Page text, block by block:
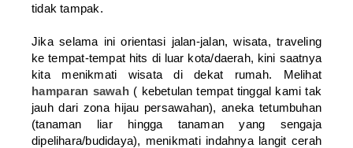
tidak tampak.
Jika selama ini orientasi jalan-jalan, wisata, traveling
ke tempat-tempat hits di luar kota/daerah, kini saatnya
kita menikmati wisata di dekat rumah. Melihat
hamparan sawah ( kebetulan tempat tinggal kami tak
jauh dari zona hijau persawahan), aneka tetumbuhan
(tanaman liar hingga tanaman yang sengaja
dipelihara/budidaya), menikmati indahnya langit cerah